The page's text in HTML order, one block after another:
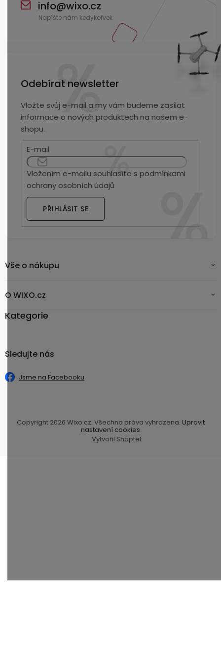
info@wixo.cz
Odebírat newsletter
Vložte svůj e-mail a my vám budeme zasílat
informace o nových produktech na našem e-
shopu.
E-mail
Vložením e-mailu souhlasíte spodmínkami
ochrany osobních údajů
PŘIHLÁSIT SE
Vše o nákupu
O WIXO.cz
Kategorie
Sledujte nás
Jsme na Facebooku
Vytvořil Shoptet
Copyright 2026 Wixo.cz. Všechna práva vyhrazena. Upravit
nastavení cookies